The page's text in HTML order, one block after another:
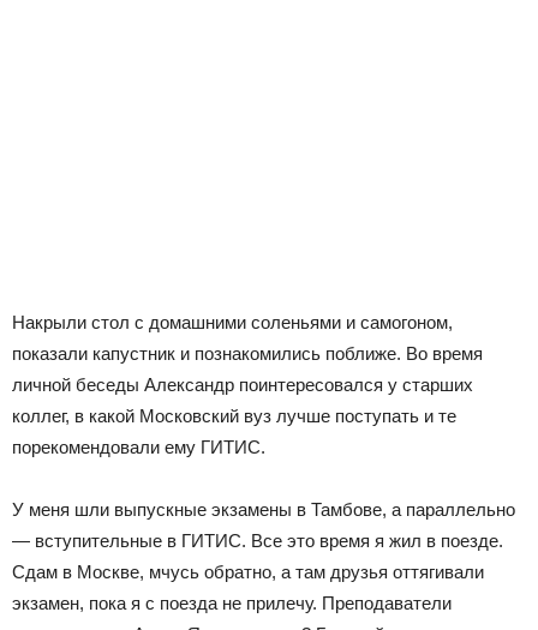
Накрыли стол с домашними соленьями и самогоном,
показали капустник и познакомились поближе. Во время
личной беседы Александр поинтересовался у старших
коллег, в какой Московский вуз лучше поступать и те
порекомендовали ему ГИТИС.
У меня шли выпускные экзамены в Тамбове, а параллельно
— вступительные в ГИТИС. Все это время я жил в поезде.
Сдам в Москве, мчусь обратно, а там друзья оттягивали
экзамен, пока я с поезда не прилечу. Преподаватели